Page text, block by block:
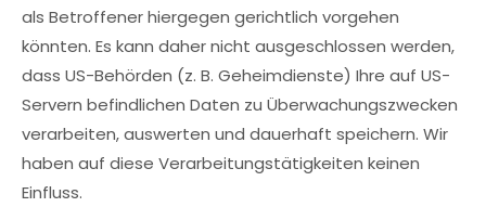
als Betroffener hiergegen gerichtlich vorgehen
könnten. Es kann daher nicht ausgeschlossen werden,
dass US-Behörden (z. B. Geheimdienste) Ihre auf US-
Servern befindlichen Daten zu Überwachungszwecken
verarbeiten, auswerten und dauerhaft speichern. Wir
haben auf diese Verarbeitungstätigkeiten keinen
Einfluss.